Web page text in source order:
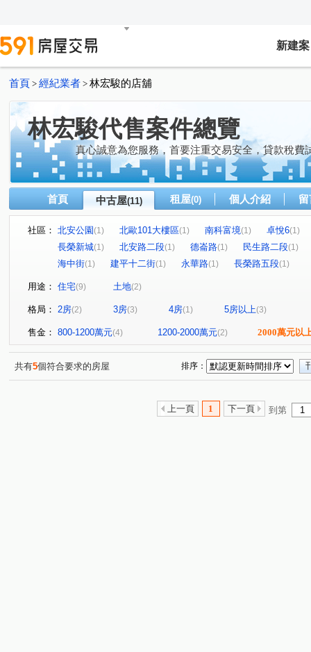
新建案
首頁 > 經紀業者 > 林宏駿的店舖
林宏駿代售案件總覽
真心誠意為您服務，首要注重交易安全，貸款稅費
首頁 中古屋(11) 租屋(0) 個人介紹
社區： 北安公園(1) 北歐101大樓區(1) 南科富境(1) 卓悅6(1)
長榮新城(1) 北安路二段(1) 德崙路(1) 民生路二段(1)
海中街(1) 建平十二街(1) 永華路(1) 長榮路五段(1)
用途： 住宅(9) 土地(2)
格局： 2房(2) 3房(3) 4房(1) 5房以上(3)
售金： 800-1200萬元(4) 1200-2000萬元(2) 2000萬元以
共有5個符合要求的房屋 排序：
上一頁 1 下一頁 到第